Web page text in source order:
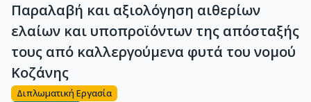
Παραλαβή και αξιολόγηση αιθερίων
ελαίων και υποπροϊόντων της απόσταξής
τους από καλλεργούμενα φυτά του νομού
Κοζάνης
Διπλωματική Εργασία